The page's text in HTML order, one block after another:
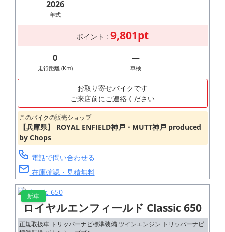
2026
年式
ポイント : 9,801pt
0
走行距離 (Km)
―
車検
お取り寄せバイクです
ご来店前にご連絡ください
このバイクの販売ショップ
【兵庫県】 ROYAL ENFIELD神戸・MUTT神戸 produced
by Chops
電話で問い合わせる
在庫確認・見積無料
新車
ロイヤルエンフィールド Classic 650
正規取扱車 トリッパーナビ標準装備 ツインエンジン トリッパーナビ